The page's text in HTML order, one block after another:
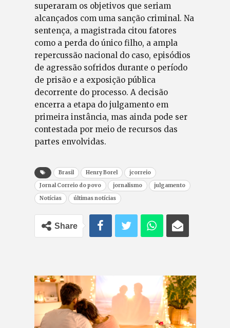
superaram os objetivos que seriam
alcançados com uma sanção criminal. Na
sentença, a magistrada citou fatores
como a perda do único filho, a ampla
repercussão nacional do caso, episódios
de agressão sofridos durante o período
de prisão e a exposição pública
decorrente do processo. A decisão
encerra a etapa do julgamento em
primeira instância, mas ainda pode ser
contestada por meio de recursos das
partes envolvidas.
Brasil Henry Borel
jcorreio
Jornal Correio do povo
jornalismo
julgamento
Notícias
últimas notícias
Share